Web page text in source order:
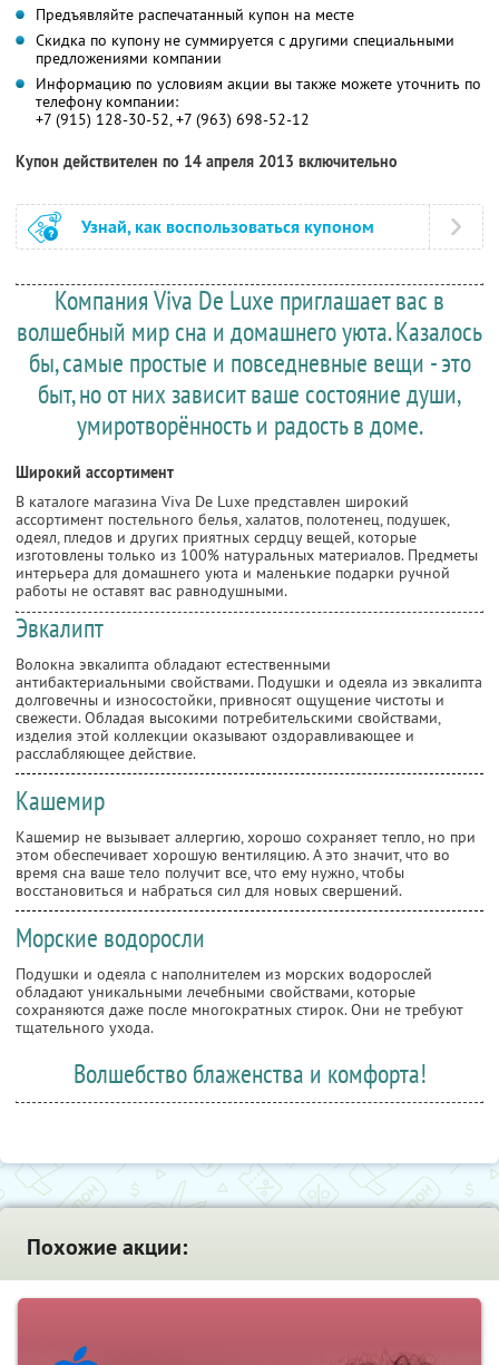
Предъявляйте распечатанный купон на месте
Скидка по купону не суммируется с другими специальными
предложениями компании
Информацию по условиям акции вы также можете уточнить по
телефону компании:
+7 (915) 128-30-52, +7 (963) 698-52-12
Купон действителен по 14 апреля 2013 включительно
Узнай, как воспользоваться купоном
Компания Viva De Luxe приглашает вас в
волшебный мир сна и домашнего уюта. Казалось
бы, самые простые и повседневные вещи - это
быт, но от них зависит ваше состояние души,
умиротворённость и радость в доме.
Широкий ассортимент
В каталоге магазина Viva De Luxe представлен широкий
ассортимент постельного белья, халатов, полотенец, подушек,
одеял, пледов и других приятных сердцу вещей, которые
изготовлены только из 100% натуральных материалов. Предметы
интерьера для домашнего уюта и маленькие подарки ручной
работы не оставят вас равнодушными.
Эвкалипт
Волокна эвкалипта обладают естественными
антибактериальными свойствами. Подушки и одеяла из эвкалипта
долговечны и износостойки, привносят ощущение чистоты и
свежести. Обладая высокими потребительскими свойствами,
изделия этой коллекции оказывают оздоравливающее и
расслабляющее действие.
Кашемир
Кашемир не вызывает аллергию, хорошо сохраняет тепло, но при
этом обеспечивает хорошую вентиляцию. А это значит, что во
время сна ваше тело получит все, что ему нужно, чтобы
восстановиться и набраться сил для новых свершений.
Морские водоросли
Подушки и одеяла с наполнителем из морских водорослей
обладают уникальными лечебными свойствами, которые
сохраняются даже после многократных стирок. Они не требуют
тщательного ухода.
Волшебство блаженства и комфорта!
Похожие акции: